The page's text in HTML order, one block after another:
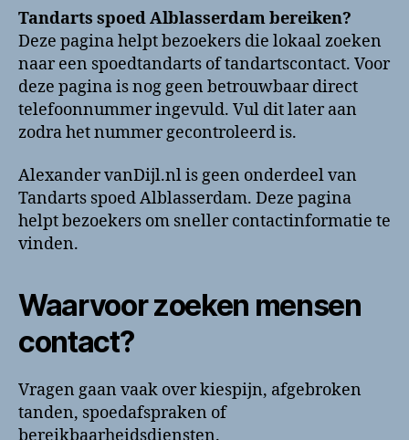
Alblasserdam
bellen?
Telefoonnummer
en
contactinformatie
Tandarts spoed Alblasserdam bereiken?
Deze pagina helpt bezoekers die lokaal zoeken
naar een spoedtandarts of tandartscontact. Voor
deze pagina is nog geen betrouwbaar direct
telefoonnummer ingevuld. Vul dit later aan
zodra het nummer gecontroleerd is.
Alexander vanDijl.nl is geen onderdeel van
Tandarts spoed Alblasserdam. Deze pagina
helpt bezoekers om sneller contactinformatie te
vinden.
Waarvoor zoeken mensen
contact?
Vragen gaan vaak over kiespijn, afgebroken
tanden, spoedafspraken of